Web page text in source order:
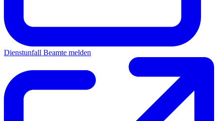
Dienstunfall Beamte melden